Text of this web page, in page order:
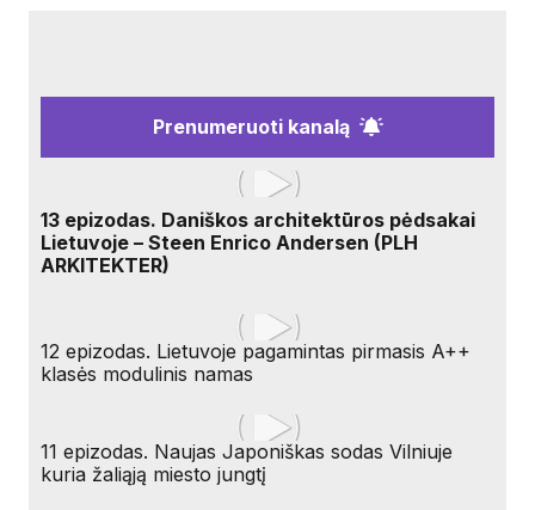
Prenumeruoti kanalą
13 epizodas. Daniškos architektūros pėdsakai
Lietuvoje – Steen Enrico Andersen (PLH
ARKITEKTER)
12 epizodas. Lietuvoje pagamintas pirmasis A++
klasės modulinis namas
11 epizodas. Naujas Japoniškas sodas Vilniuje
kuria žaliąją miesto jungtį